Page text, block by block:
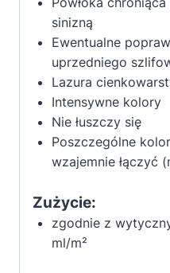
sinizną
Ewentualne
uprzedniego
Lazura
Intensywne kolory
Nie łuszczy się
Poszczególne
wzajemnie łączyć
Zużycie:
zgodnie z
ml/m²